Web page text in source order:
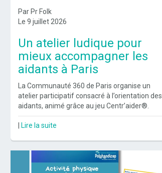
Par Pr Folk
Le 9 juillet 2026
Un atelier ludique pour
mieux accompagner les
aidants à Paris
La Communauté 360 de Paris organise un
atelier participatif consacré à l’orientation des
aidants, animé grâce au jeu Centr’aider®.
Lire la suite